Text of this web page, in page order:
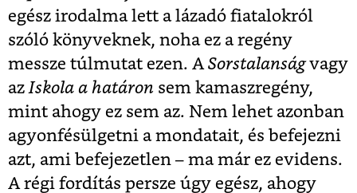
egész irodalma lett a lázadó fiatalokról
szóló könyveknek, noha ez a regény
messze túlmutat ezen. A Sorstalanságvagy
az Iskola a határon sem kamaszregény,
mint ahogy ez sem az. Nem lehet azonban
agyonfésülgetni a mondatait, és befejezni
azt, ami befejezetlen – ma már ez evidens.
A régi fordítás persze úgy egész, ahogy